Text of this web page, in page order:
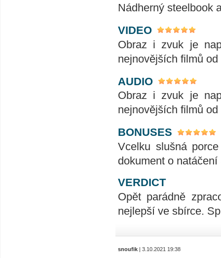
Nádherný steelbook
VIDEO
Obraz i zvuk je
nejnovějších filmů
AUDIO
Obraz i zvuk je
nejnovějších filmů
BONUSES
Vcelku slušná
dokument o
VERDICT
Opět parádně
nejlepší ve sbírce.
snoufik | 3.10.2021 19:38